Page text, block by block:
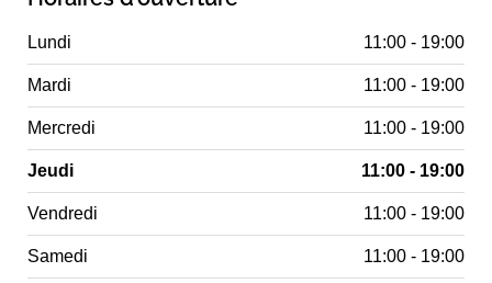
Lundi 11:00 - 19:00
Mardi 11:00 - 19:00
Mercredi 11:00 - 19:00
Jeudi 11:00 - 19:00
Vendredi 11:00 - 19:00
Samedi 11:00 - 19:00